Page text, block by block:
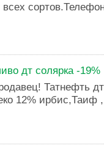
дт солярка -19%
Татнефть
12% иpбиc,Таиф